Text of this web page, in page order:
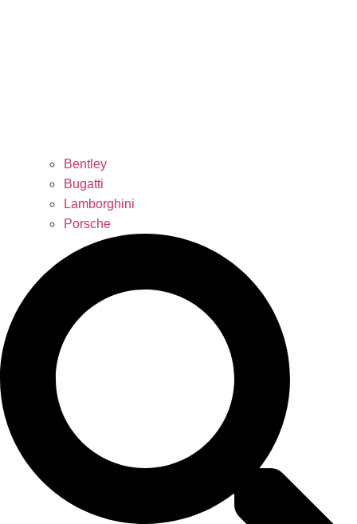
Bentley
Bugatti
Lamborghini
Porsche